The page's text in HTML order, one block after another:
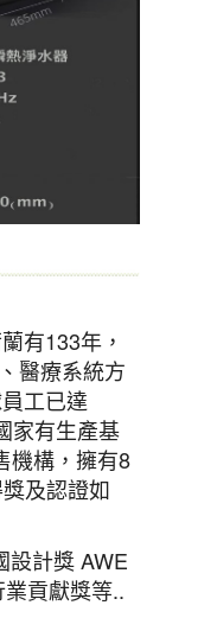
有133年，
醫療系統方
工已達
家有生產基
機構，擁有8
及認證如
計獎 AWE
貢獻獎等..